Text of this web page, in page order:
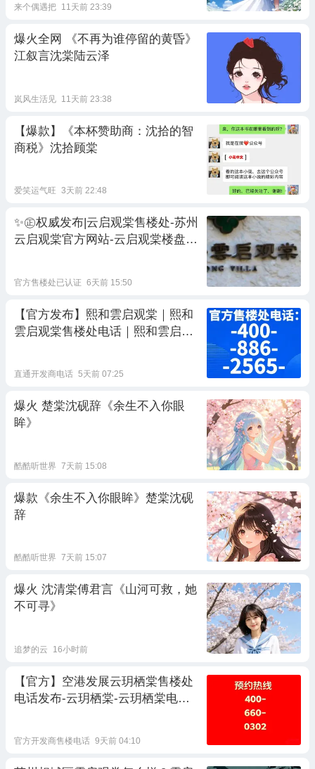
来个偶遇把 11天前 23:39
爆火全网 《不再为谁停留的黄昏》
江叙言沈棠陆云泽
岚风生活见 11天前 23:38
【爆款】《本杯赞助商：沈拾的智
商税》沈拾顾棠
爱笑运气旺 3天前 22:48
✨㊣权威发布|云启观棠售楼处-苏州
云启观棠官方网站-云启观棠楼盘百
官方售楼处已认证 6天前 15:50
【官方发布】熙和雲启观棠｜熙和
雲启观棠售楼处电话｜熙和雲启观
直通开发商电话 5天前 07:25
爆火 楚棠沈砚辞《余生不入你眼
眸》
酷酷听世界 7天前 15:08
爆款《余生不入你眼眸》楚棠沈砚
辞
酷酷听世界 7天前 15:07
爆火 沈清棠傅君言《山河可救，她
不可寻》
追梦的云 16小时前
【官方】空港发展云玥栖棠售楼处
电话发布-云玥栖棠-云玥栖棠电话-
住区
官方开发商售楼电话 9天前 04:10